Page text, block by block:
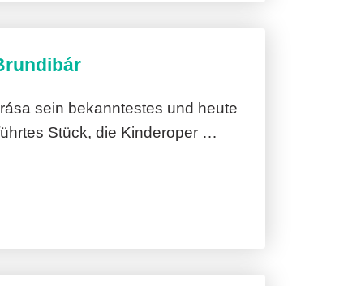
sein bekanntestes und heute
Stück, die Kinderoper …